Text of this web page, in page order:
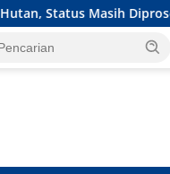
Ekspedisi